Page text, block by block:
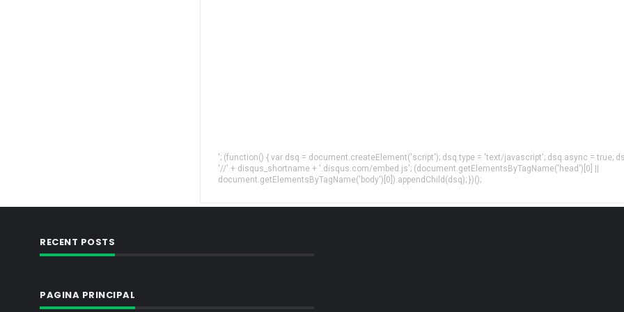
'; (function() { var dsq = document.createElement('script'); dsq.type = 'text/javascript'; dsq.async = true;
'//' + disqus_shortname + '.disqus.com/embed.js'; (document.getElementsByTagName('head')[0] ||
document.getElementsByTagName('body')[0]).appendChild(dsq); })();
RECENT POSTS
PAGINA PRINCIPAL